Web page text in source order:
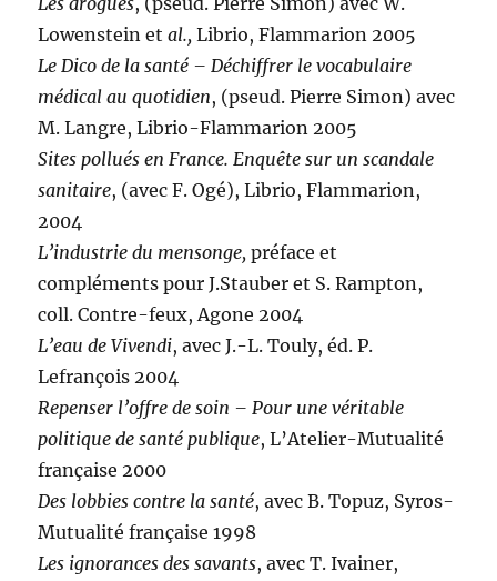
Lowenstein etal., Librio, Flammarion 2005
Le Dico de la santé – Déchiffrer le vocabulaire
médical au quotidien, (pseud. Pierre Simon) avec
M. Langre, Librio-Flammarion 2005
Sites pollués en France. Enquête sur un scandale
sanitaire, (avec F. Ogé), Librio, Flammarion,
2004
L’industrie du mensonge,préface et
compléments pour J.Stauber et S. Rampton,
coll. Contre-feux, Agone 2004
L’eau de Vivendi, avec J.-L. Touly, éd. P.
Lefrançois 2004
Repenser l’offre de soin – Pour une véritable
politique de santé publique, L’Atelier-Mutualité
française 2000
Des lobbies contre la santé, avec B. Topuz, Syros-
Mutualité française 1998
Les ignorances des savants, avec T. Ivainer,